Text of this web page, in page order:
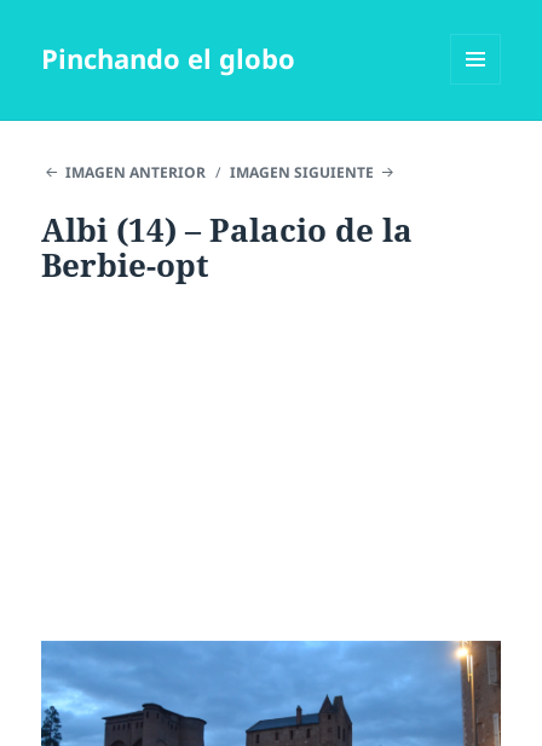
Pinchando el globo
IMAGEN ANTERIOR
IMAGEN SIGUIENTE
Albi (14) – Palacio de la
Berbie-opt